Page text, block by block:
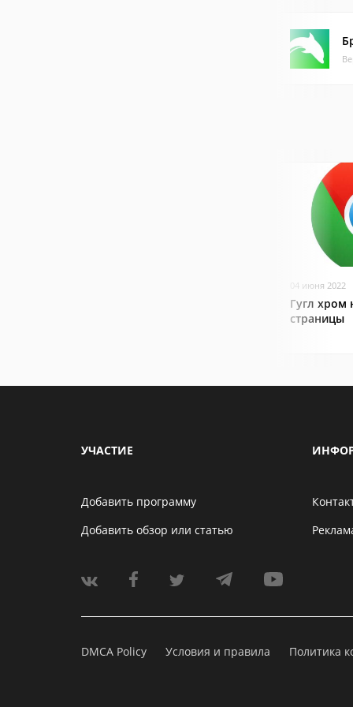
04 июня 2022
Гугл хром
страницы
УЧАСТИЕ
Добавить программу
Добавить обзор или статью
DMCA Policy Условия и правила Политика